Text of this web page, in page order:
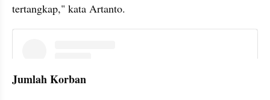
tertangkap," kata Artanto.
Jumlah Korban